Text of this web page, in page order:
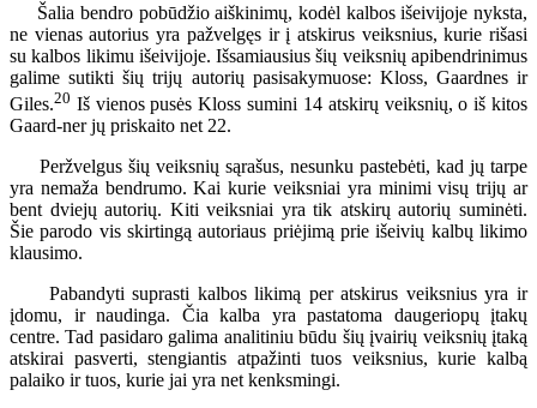
Šalia bendro pobūdžio aiškinimų, kodėl kalbos išeivijoje nyksta,
ne vienas autorius yra pažvelgęs ir į atskirus veiksnius, kurie rišasi
su kalbos likimu išeivijoje. Išsamiausius šių veiksnių apibendrinimus
galime sutikti šių trijų autorių pasisakymuose: Kloss, Gaardnes ir
Giles.20 Iš vienos pusės Kloss sumini 14 atskirų veiksnių, o iš kitos
Gaard-ner jų priskaito net 22.
Peržvelgus šių veiksnių sąrašus, nesunku pastebėti, kad jų tarpe
yra nemaža bendrumo. Kai kurie veiksniai yra minimi visų trijų ar
bent dviejų autorių. Kiti veiksniai yra tik atskirų autorių suminėti.
Šie parodo vis skirtingą autoriaus priėjimą prie išeivių kalbų likimo
klausimo.
Pabandyti suprasti kalbos likimą per atskirus veiksnius yra ir
įdomu, ir naudinga. Čia kalba yra pastatoma daugeriopų įtakų
centre. Tad pasidaro galima analitiniu būdu šių įvairių veiksnių įtaką
atskirai pasverti, stengiantis atpažinti tuos veiksnius, kurie kalbą
palaiko ir tuos, kurie jai yra net kenksmingi.